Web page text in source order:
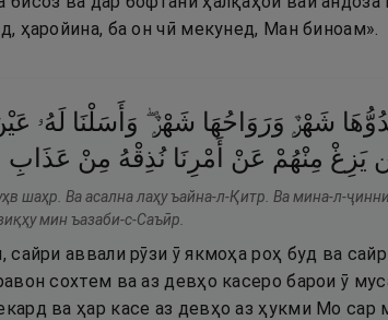
ҳаройина, ба он чӣ мекунед, Ман биноам».
شَهْرٌۭ وَرَوَاحُهَا شَهْرٌۭ ۖ وَأَسَلْنَا لَهُۥ
يَزِغْ مِنْهُمْ عَنْ أَمْرِنَا نُذِقْهُ مِنْ عَذَابِ
шаҳр. Ва асална лаҳу ъайна-л-Қитр. Ва мина-л-
мин ъазаби-с-Саъӣр.
аввали рӯзи ӯ якмоҳа роҳ буд ва
сохтем ва аз девҳо касеро барои ӯ
ва ҳар касе аз девҳо аз ҳукми Мо сар